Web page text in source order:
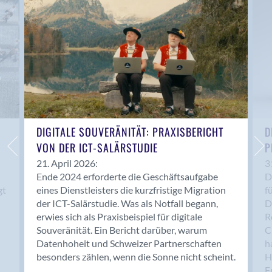
Anwil
Appenzell
Au SG
Baar
Baden
Balsthal
Balzers
Basel
Bassersdorf
Belp
Bendern
Benken (SG)
Bergdietikon
Berlin
Bern
Bern - Liebefeld
DIGITALE SOUVERÄNITÄT: PRAXISBERICHT
VON DER ICT-SALÄRSTUDIE
21. April 2026:
Ende 2024 erforderte die Geschäftsaufgabe
eines Dienstleisters die kurzfristige Migration
der ICT-Salärstudie. Was als Notfall begann,
erwies sich als Praxisbeispiel für digitale
Souveränität. Ein Bericht darüber, warum
Datenhoheit und Schweizer Partnerschaften
besonders zählen, wenn die Sonne nicht scheint.